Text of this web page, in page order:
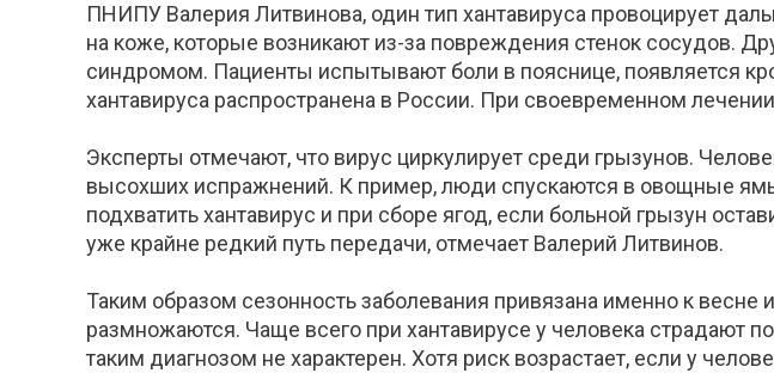
ПНИПУ Валерия Литвинова, один тип хантавируса провоцирует
на коже, которые возникают из-за повреждения стенок сосудов.
синдромом. Пациенты испытывают боли в пояснице, появляется
хантавируса распространена в России. При своевременном
Эксперты отмечают, что вирус циркулирует среди грызунов.
высохших испражнений. К пример, люди спускаются в овощные
подхватить хантавирус и при сборе ягод, если больной грызун
уже крайне редкий путь передачи, отмечает Валерий Литвинов.
Таким образом сезонность заболевания привязана именно к
размножаются. Чаще всего при хантавирусе у человека страдают
таким диагнозом не характерен. Хотя риск возрастает, если у